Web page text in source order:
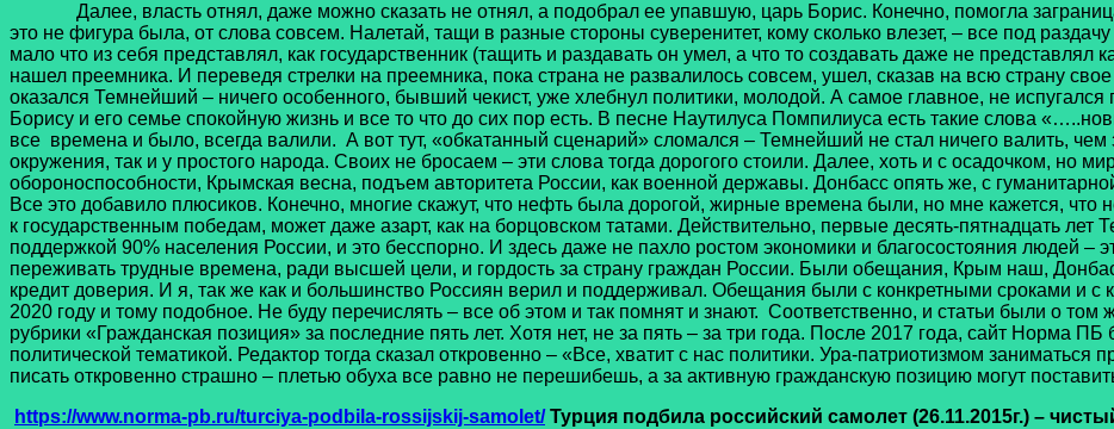
Далее, власть отнял, даже можно сказать не отнял, а подобрал ее упавшую, царь Борис. Конечно, помогла заграница,
это не фигура была, от слова совсем. Налетай, тащи в разные стороны суверенитет, кому сколько влезет, – все под
мало что из себя представлял, как государственник (тащить и раздавать он умел, а что то создавать даже не представлял
нашел преемника. И переведя стрелки на преемника, пока страна не развалилось совсем, ушел, сказав на всю страну
оказался Темнейший – ничего особенного, бывший чекист, уже хлебнул политики, молодой. А самое главное, не испугался
Борису и его семье спокойную жизнь и все то что до сих пор есть. В песне Наутилуса Помпилиуса есть такие слова
все времена и было, всегда валили. А вот тут, «обкатанный сценарий» сломался – Темнейший не стал ничего валить, чем
окружения, так и у простого народа. Своих не бросаем – эти слова тогда дорогого стоили. Далее, хоть и с осадочком, но
обороноспособности, Крымская весна, подъем авторитета России, как военной державы. Донбасс опять же, с
Все это добавило плюсиков. Конечно, многие скажут, что нефть была дорогой, жирные времена были, но мне кажется, что
к государственным победам, может даже азарт, как на борцовском татами. Действительно, первые десять-пятнадцать
поддержкой 90% населения России, и это бесспорно. И здесь даже не пахло ростом экономики и благосостояния людей –
переживать трудные времена, ради высшей цели, и гордость за страну граждан России. Были обещания, Крым наш,
кредит доверия. И я, так же как и большинство Россиян верил и поддерживал. Обещания были с конкретными сроками и
2020 году и тому подобное. Не буду перечислять – все об этом и так помнят и знают. Соответственно, и статьи были о
рубрики «Гражданская позиция» за последние пять лет. Хотя нет, не за пять – за три года. После 2017 года, сайт Норма
политической тематикой. Редактор тогда сказал откровенно – «Все, хватит с нас политики. Ура-патриотизмом
писать откровенно страшно – плетью обуха все равно не перешибешь, а за активную гражданскую позицию могут
https://www.norma-pb.ru/turciya-podbila-rossijskij-samolet/Турция подбила российский самолет (26.11.2015г.) –